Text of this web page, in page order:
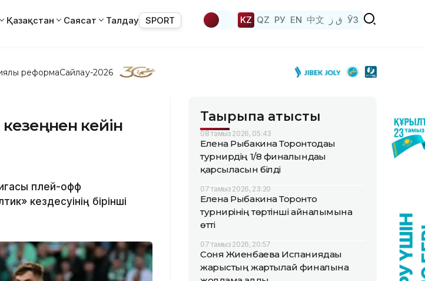
Қазақстан Саясат Талдау SPORT KZ QZ РУ EN 中文 ق ز ЎЗ
реформаСайлау-2026
кезеңнен кейін
плей-офф
кездесуінің бірінші
Тақырыпқа қатысты
08 тамыз 2026, 05:43
Елена Рыбакина Торонтодағы
турнирдің 1/8 финалындағы
қарсыласын білді
07 тамыз 2026, 23:20
Елена Рыбакина Торонто
турнирінің төртінші айналымына
өтті
07 тамыз 2026, 20:57
Соня Жиенбаева Испаниядағы
жарыстың жартылай финалына